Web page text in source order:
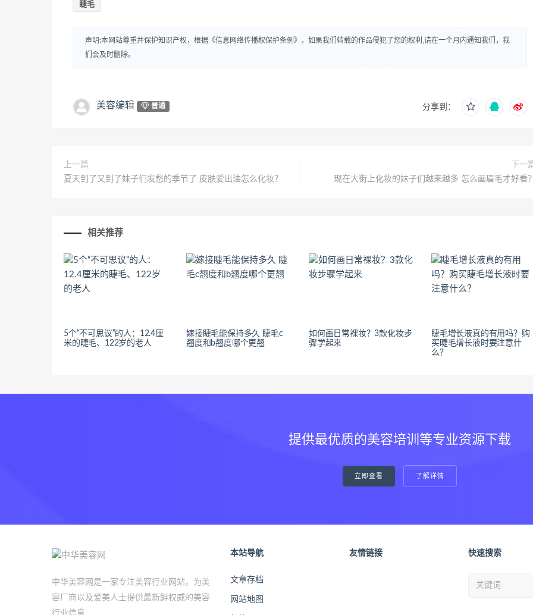
睫毛
声明:本网站尊重并保护知识产权，根据《信息网络传播权保护条例》，如果我们转载的作品侵犯了您的权利,请在一个月内通知我们，我
们会及时删除。
美容编辑 普通 分享到：
上一篇
夏天到了又到了妹子们发愁的季节了 皮肤爱出油怎么化妆？
下一
现在大街上化妆的妹子们越来越多 怎么画眉毛才好看
相关推荐
5个“不可思议”的人：12.4厘
米的睫毛、122岁的老人
嫁接睫毛能保持多久 睫毛c
翘度和b翘度哪个更翘
如何画日常裸妆？3款化妆步
骤学起来
睫毛增长液真的有用吗？购
买睫毛增长液时要注意什
么？
提供最优质的美容培训等专业资源下载
立即查看 了解详情
中华美容网是一家专注美容行业网站，为美
容厂商以及爱美人士提供最新鲜权威的美容
本站导航
文章存档
网站地图
友情链接 快速搜索